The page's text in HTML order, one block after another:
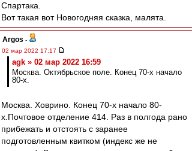
Спартака.
Вот такая вот Новогодняя сказка, малята.
Argos -
02 мар 2022 17:17
agk » 02 мар 2022 16:59
Москва. Октябрьское поле. Конец 70-х начало
80-х.
Москва. Ховрино. Конец 70-х начало 80-
х.Почтовое отделение 414. Раз в полгода рано
прибежать и отстоять с заранее
подготовленным квитком (индекс же не